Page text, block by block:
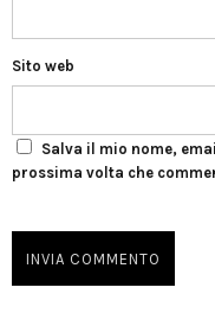
Sito web
Salva il mio nome,
prossima volta che